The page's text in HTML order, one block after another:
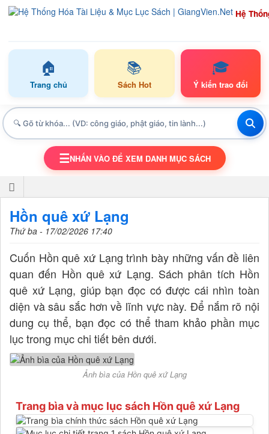
Hệ
🏠
Trang chủ
📚
Sách Hot
🎓
Ý kiến trao đổi
TOGGLE NAVIGATION
☰NHẤN VÀO ĐỂ XEM DANH MỤC SÁCH
Hồn quê xứ Lạng
Thứ ba - 17/02/2026 17:40
Cuốn Hồn quê xứ Lạng trình bày những vấn đề liên
quan đến Hồn quê xứ Lạng. Sách phân tích Hồn
quê xứ Lạng, giúp bạn đọc có được cái nhìn toàn
diện và sâu sắc hơn về lĩnh vực này. Để nắm rõ nội
dung cụ thể, bạn đọc có thể tham khảo phần mục
lục trong mục chi tiết bên dưới.
Ảnh bìa của Hồn quê xứ Lạng
Trang bìa và mục lục sách Hồn quê xứ Lạng